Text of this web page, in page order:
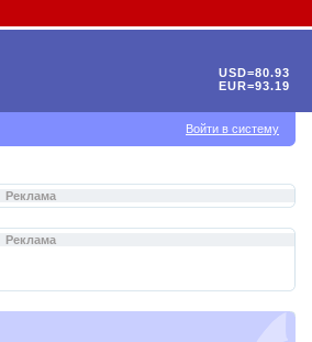
Реклама
Реклама
USD=80.93
EUR=93.19
Войти в систему